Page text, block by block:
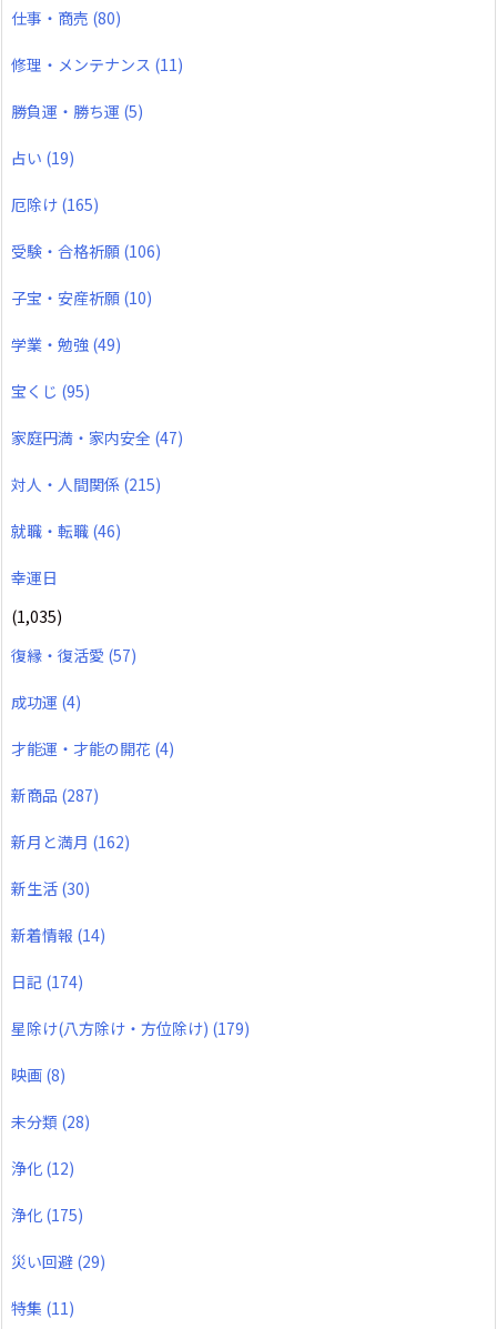
仕事・商売 (80)
修理・メンテナンス (11)
勝負運・勝ち運 (5)
占い (19)
厄除け (165)
受験・合格祈願 (106)
子宝・安産祈願 (10)
学業・勉強 (49)
宝くじ (95)
家庭円満・家内安全 (47)
対人・人間関係 (215)
就職・転職 (46)
幸運日
(1,035)
復縁・復活愛 (57)
成功運 (4)
才能運・才能の開花 (4)
新商品 (287)
新月と満月 (162)
新生活 (30)
新着情報 (14)
日記 (174)
星除け(八方除け・方位除け) (179)
映画 (8)
未分類 (28)
浄化 (12)
浄化 (175)
災い回避 (29)
特集 (11)